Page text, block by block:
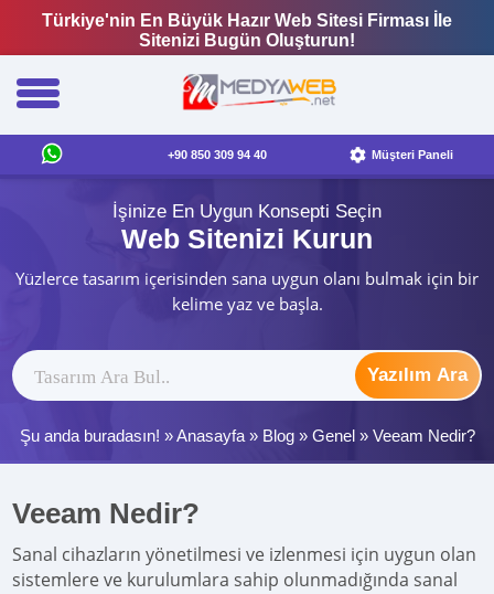
Türkiye'nin En Büyük Hazır Web Sitesi Firması İle
Sitenizi Bugün Oluşturun!
+90 850 309 94 40 Müşteri Paneli
İşinize En Uygun Konsepti Seçin
Web Sitenizi Kurun
Yüzlerce tasarım içerisinden sana uygun olanı bulmak için bir
kelime yaz ve başla.
Yazılım Ara
Şu anda buradasın! »Anasayfa» Blog» Genel» Veeam Nedir?
Veeam Nedir?
Sanal cihazların yönetilmesi ve izlenmesi için uygun olan
sistemlere ve kurulumlara sahip olunmadığında sanal